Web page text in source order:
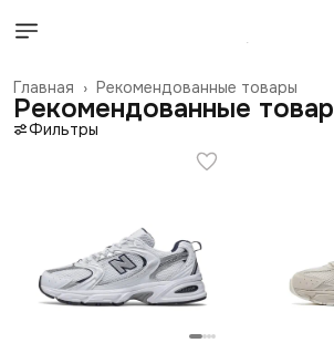
Рекомендованные товары
Главная ›
Рекомендованные
Фильтры